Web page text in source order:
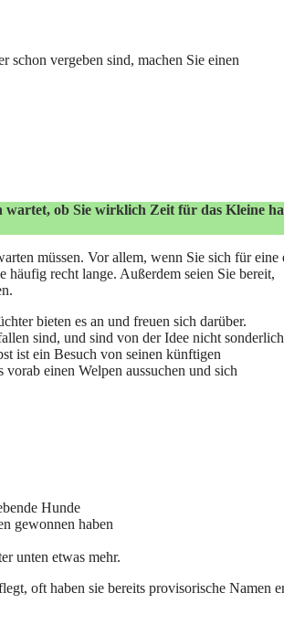
schon vergeben sind, machen Sie einen
wartet, ob Sie wirklich Zeit für das Kleine
müssen. Vor allem, wenn Sie sich für eine
häufig recht lange. Außerdem seien Sie bereit,
bieten es an und freuen sich darüber.
sind, und sind von der Idee nicht sonderlich
ist ein Besuch von seinen künftigen
einen Welpen aussuchen und sich
Hunde
gewonnen haben
unten etwas mehr.
oft haben sie bereits provisorische Namen